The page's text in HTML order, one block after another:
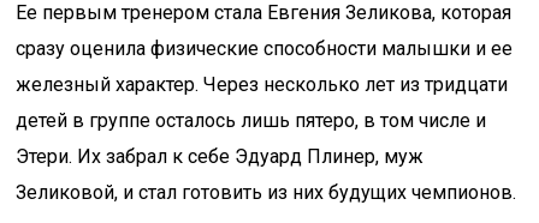
Ее первым тренером стала Евгения Зеликова, которая
сразу оценила физические способности малышки и ее
железный характер. Через несколько лет из тридцати
детей в группе осталось лишь пятеро, в том числе и
Этери. Их забрал к себе Эдуард Плинер, муж
Зеликовой, и стал готовить из них будущих чемпионов.